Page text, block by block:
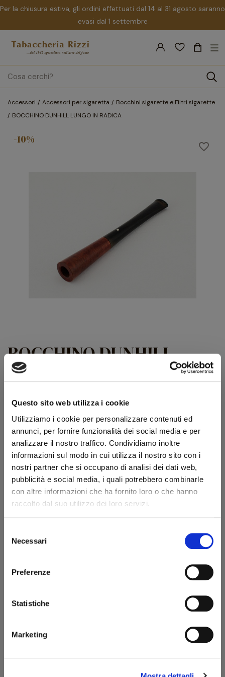
Questo sito web utilizza i cookie
Utilizziamo i cookie per personalizzare contenuti ed
annunci, per fornire funzionalità dei social media e per
analizzare il nostro traffico. Condividiamo inoltre
informazioni sul modo in cui utilizza il nostro sito con i
nostri partner che si occupano di analisi dei dati web,
pubblicità e social media, i quali potrebbero combinarle
con altre informazioni che ha fornito loro o che hanno
raccolto dal suo utilizzo dei loro servizi.
delNecessari
Preferenze
Statistiche
Marketing
Per la chiusura estiva, gli ordini effettuati dal 14 al 31 agosto saranno
evasi dal 1 settembre
search
☰
Accessori Accessori per sigaretta
Bocchini sigarette e Filtri sigarette
BOCCHINO DUNHILL LUNGO IN RADICA
favorite_border
-10%
BOCCHINO DUNHILL
LUNGO IN RADICA
COD:
0013000251
Bocchino per sigaretta con testa in metacrilato e corpo in
radica.
90,00 € 81,00 € IVA inclusa
66,39 € IVA esclusa
Lunghezza (mm)